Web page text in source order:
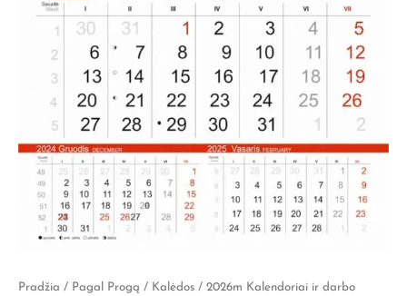
Pradžia / Pagal Progą / Kalėdos / 2026m Kalendoriai ir darbo
produkto